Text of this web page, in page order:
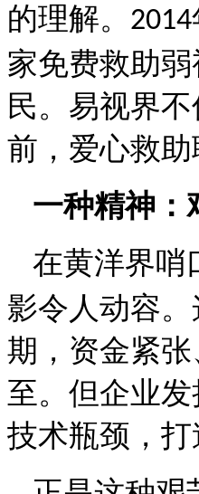
的理解。 2014
家免费救助
民。易视界
前，爱心救
一种精神：
在黄洋界哨
影令人动容
期，资金紧
至。但企业
技术瓶颈，